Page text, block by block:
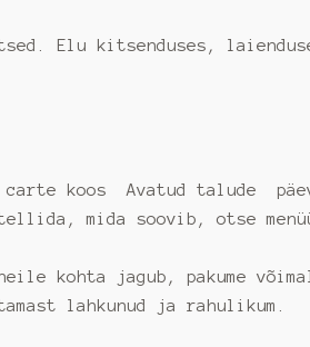
Elu kitsenduses,
koos Avatud talude
mida soovib, otse
kohta jagub, pakume
lahkunud ja rahulikum.